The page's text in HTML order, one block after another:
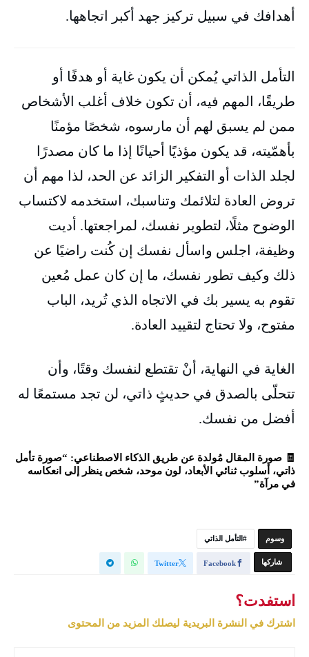
أهدافك في سبيل تركيز جهد أكبر اتجاهها.
التأمل الذاتي يُمكن أن يكون غاية أو هدفًا أو
طريقًا، المهم فيه، أن تكون خلاف أغلب الأشخاص
ممن لم يسبق لهم أن مارسوه، شخصًا مؤمنًا
بأهمّيته، قد يكون مؤذيًا أحيانًا إذا ما كان مصدرًا
لجلد الذات أو التفكير الزائد عن الحد، لذا مهم أن
تروض العادة لتلائمك وتناسبك، استخدمه لاكتساب
الوضوح مثلًا، لتطوير نفسك، لمراجعتها. أديت
وظيفة، اجلس واسأل نفسك إن كُنت راضيًا عن
ذلك وكيف تطور نفسك، ما إن كان عمل مُعين
تقوم به يسير بك في الاتجاه الذي تُريد، الباب
مفتوح، ولا تحتاج لتقييد العادة.
الغاية في النهاية، أنْ تقتطع لنفسك وقتًا، وأن
تتحلّى بالصدق في حديثٍ ذاتي، لن تجد مستمعًا له
أفضل من نفسك.
🧾 صورة المقال مُولدة عن طريق الذكاء الاصطناعي: “صورة تأمل
ذاتي، أسلوب ثنائي الأبعاد، لون موحد، شخص ينظر إلى انعكاسه
في مرآة”
‫‫‫‫وسوم‬ التأمل الذاتي
‫‫ شاركها‬ Facebook
Twitter
استفدت؟
اشترك في النشرة البريدية ليصلك المزيد من المحتوى